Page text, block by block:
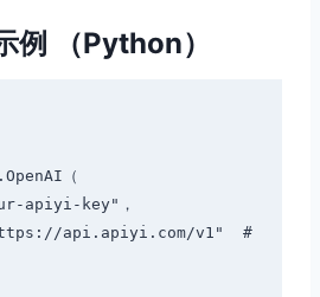
例 （Python）
（